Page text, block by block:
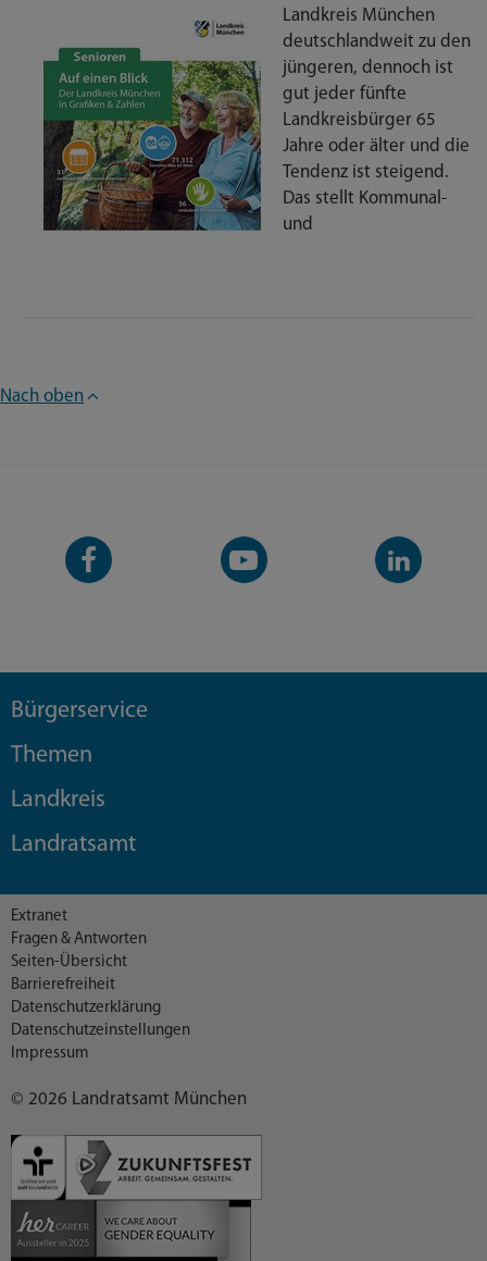
Landkreis München
deutschlandweit zu den
jüngeren, dennoch ist
gut jeder fünfte
Landkreisbürger 65
Jahre oder älter und die
Tendenz ist steigend.
Das stellt Kommunal-
und
Nach oben
Facebook-
Seite
YouTube-
Kanal
LinkedIn-
Kanal
Bürgerservice
Themen
Landkreis
Landratsamt
© 2026 Landratsamt München
Extranet
Fragen & Antworten
Seiten-Übersicht
Barrierefreiheit
Datenschutzerklärung
Datenschutzeinstellungen
Impressum